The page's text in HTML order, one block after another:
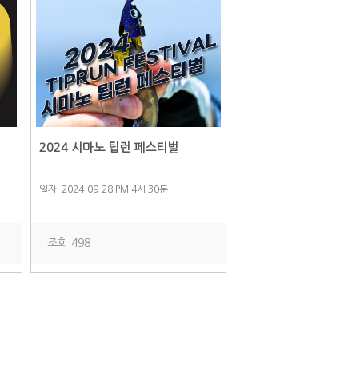
2024 시마노 팁런 페스티벌
일자: 2024-09-28 PM 4시 30분
조회 498